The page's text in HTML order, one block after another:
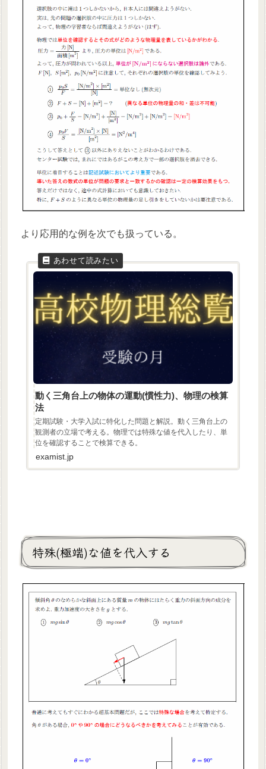
より応用的な例を次でも扱っている。
動く三角台上の物体の運動(慣性力)、物理の検算
法
定期試験・大学入試に特化した問題と解説。動く三角台上の
観測者の立場で考える。物理では特殊な値を代入したり、単
位を確認することで検算できる。
examist.jp
特殊(極端)な値を代入する